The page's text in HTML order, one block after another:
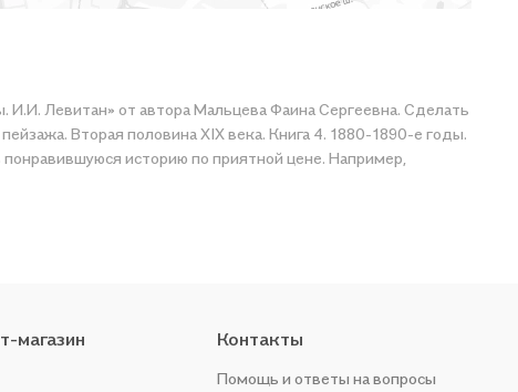
И.И. Левитан» от автора Мальцева Фаина Сергеевна. Сделать
Вторая половина XIX века. Книга 4. 1880-1890-е годы.
магазин Контакты
Помощь и ответы на вопросы